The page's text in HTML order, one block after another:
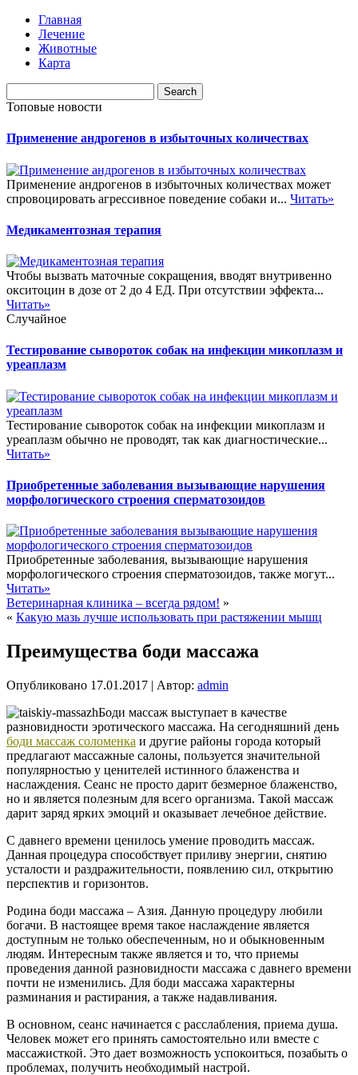
Главная
Лечение
Животные
Карта
Топовые новости
Применение андрогенов в избыточных количествах
Применение андрогенов в избыточных количествах может
спровоцировать агрессивное поведение собаки и... Читать»
Медикаментозная терапия
Чтобы вызвать маточные сокращения, вводят внутривенно
окситоцин в дозе от 2 до 4 ЕД. При отсутствии эффекта...
Читать»
Случайное
Тестирование сывороток собак на инфекции микоплазм и
уреаплазм
Тестирование сывороток собак на инфекции микоплазм и
уреаплазм обычно не проводят, так как диагностические...
Читать»
Приобретенные заболевания вызывающие нарушения
морфологического строения сперматозоидов
Приобретенные заболевания, вызывающие нарушения
морфологического строения сперматозоидов, также могут...
Читать»
Ветеринарная клиника – всегда рядом! »
« Какую мазь лучше использовать при растяжении мышц
Преимущества боди массажа
Опубликовано 17.01.2017 | Автор: admin
Боди массаж выступает в качестве
разновидности эротического массажа. На сегодняшний день
боди массаж соломенка и другие районы города который
предлагают массажные салоны, пользуется значительной
популярностью у ценителей истинного блаженства и
наслаждения. Сеанс не просто дарит безмерное блаженство,
но и является полезным для всего организма. Такой массаж
дарит заряд ярких эмоций и оказывает лечебное действие.
С давнего времени ценилось умение проводить массаж.
Данная процедура способствует приливу энергии, снятию
усталости и раздражительности, появлению сил, открытию
перспектив и горизонтов.
Родина боди массажа – Азия. Данную процедуру любили
богачи. В настоящее время такое наслаждение является
доступным не только обеспеченным, но и обыкновенным
людям. Интересным также является и то, что приемы
проведения данной разновидности массажа с давнего времени
почти не изменились. Для боди массажа характерны
разминания и растирания, а также надавливания.
В основном, сеанс начинается с расслабления, приема душа.
Человек может его принять самостоятельно или вместе с
массажисткой. Это дает возможность успокоиться, позабыть о
проблемах, получить необходимый настрой.